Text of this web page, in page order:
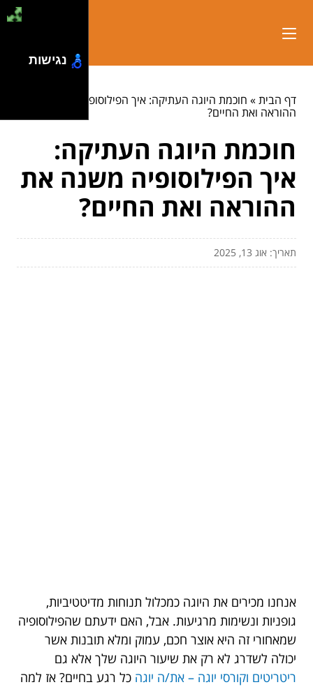
דף הבית» חוכמת היוגה העתיקה: איך הפילוסופיה משנה את
ההוראה ואת החיים?
חוכמת היוגה העתיקה:
איך הפילוסופיה משנה את
ההוראה ואת החיים?
תאריך: אוג 13, 2025
אנחנו מכירים את היוגה כמכלול תנוחות מדיטטיביות,
גופניות ונשימות מרגיעות. אבל, האם ידעתם שהפילוסופיה
שמאחורי זה היא אוצר חכם, עמוק ומלא תובנות אשר
יכולה לשדרג לא רק את שיעור היוגה שלך אלא גם
ריטריטים וקורסי יוגה – את/ה יוגה כל רגע בחיים? אז למה
נגישות